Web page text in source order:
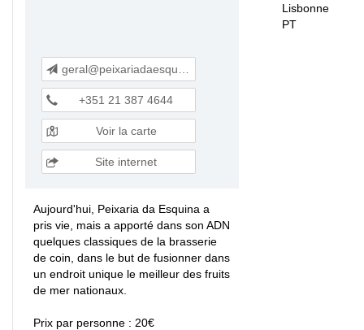
Lisbonne
PT
geral@peixariadaesquina.com
+351 21 387 4644
Voir la carte
Site internet
Aujourd'hui, Peixaria da Esquina a
pris vie, mais a apporté dans son ADN
quelques classiques de la brasserie
de coin, dans le but de fusionner dans
un endroit unique le meilleur des fruits
de mer nationaux.
Prix par personne : 20€